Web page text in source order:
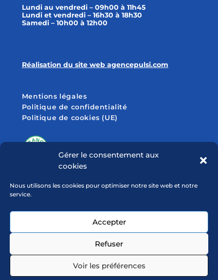
Gérer le consentement aux
cookies
Nous utilisons les cookies pour optimiser notre site web et notre
service.
Accepter
Refuser
Voir les préférences
Lundi au vendredi – 09h00 à 11h45
Lundi et vendredi – 16h30 à 18h30
Samedi – 10h00 à 12h00
Réalisation du site web agencepulsi.com
Mentions légales
Politique de confidentialité
Politique de cookies (UE)
SUIVEZ-NOUS SUR